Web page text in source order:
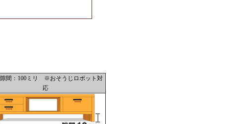
間：100ミリ ※おそうじロボット対
応